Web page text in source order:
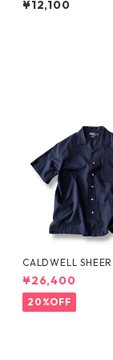
¥12,100
CALDWELL
by Polo Ralph
¥26,400
20%OFF